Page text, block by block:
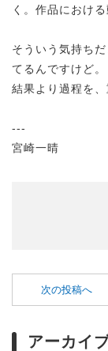
く。作品におけ
そういう気持ち
てるんですけど。
結果より過程を、
---
宮崎一晴
次の投稿へ
アーカイ